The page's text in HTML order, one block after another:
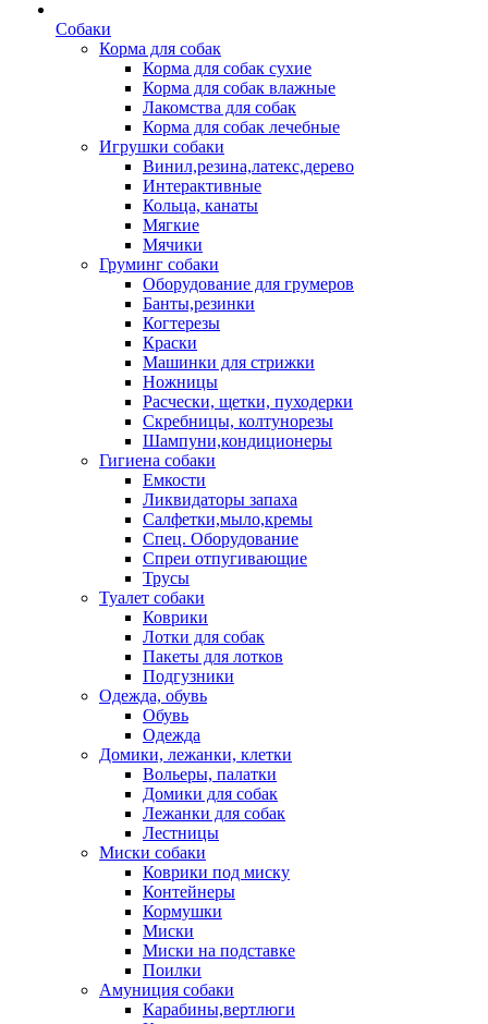
Собаки
Корма для собак
Корма для собак сухие
Корма для собак влажные
Лакомства для собак
Корма для собак лечебные
Игрушки собаки
Винил,резина,латекс,дерево
Интерактивные
Кольца, канаты
Мягкие
Мячики
Груминг собаки
Оборудование для грумеров
Банты,резинки
Когтерезы
Краски
Машинки для стрижки
Ножницы
Расчески, щетки, пуходерки
Скребницы, колтунорезы
Шампуни,кондиционеры
Гигиена собаки
Емкости
Ликвидаторы запаха
Салфетки,мыло,кремы
Спец. Оборудование
Спреи отпугивающие
Трусы
Туалет собаки
Коврики
Лотки для собак
Пакеты для лотков
Подгузники
Одежда, обувь
Обувь
Одежда
Домики, лежанки, клетки
Вольеры, палатки
Домики для собак
Лежанки для собак
Лестницы
Миски собаки
Коврики под миску
Контейнеры
Кормушки
Миски
Миски на подставке
Поилки
Амуниция собаки
Карабины,вертлюги